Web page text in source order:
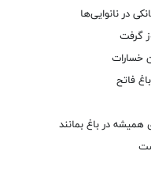
در نانوایی‌ها
خسارات
فاتح
همیشه در باغ بمانند